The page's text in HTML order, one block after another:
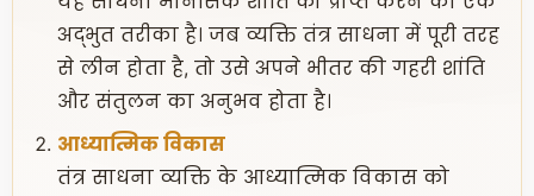
अद्भुत तरीका है। जब व्यक्ति तंत्र साधना में पूरी तरह
से लीन होता है, तो उसे अपने भीतर की गहरी शांति
और संतुलन का अनुभव होता है।
आध्यात्मिक विकास
तंत्र साधना व्यक्ति के आध्यात्मिक विकास को